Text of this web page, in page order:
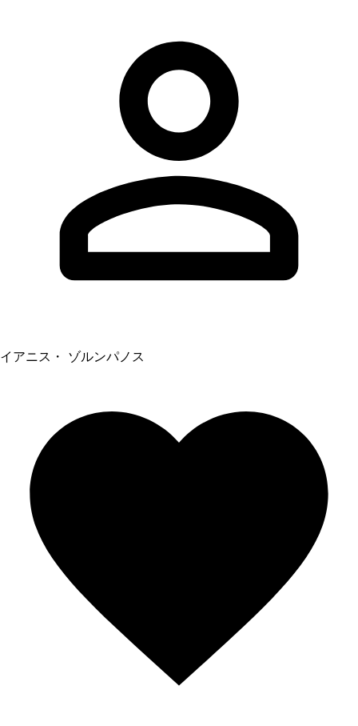
イアニス・ ゾルンパノス